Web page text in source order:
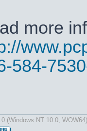
more
584-
(Windows NT 10.0;